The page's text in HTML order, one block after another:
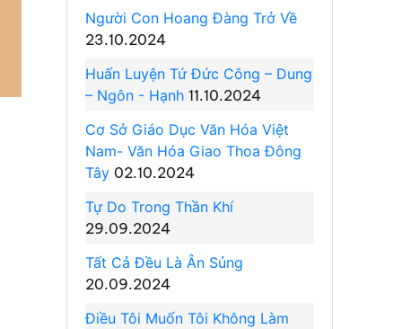
Người Con Hoang Đàng Trở Về
23.10.2024
Huấn Luyện Tứ Đức Công – Dung
– Ngôn - Hạnh 11.10.2024
Cơ Sở Giáo Dục Văn Hóa Việt
Nam- Văn Hóa Giao Thoa Đông
Tây 02.10.2024
Tự Do Trong Thần Khí
29.09.2024
Tất Cả Đều Là Ân Sủng
20.09.2024
Điều Tôi Muốn Tôi Không Làm